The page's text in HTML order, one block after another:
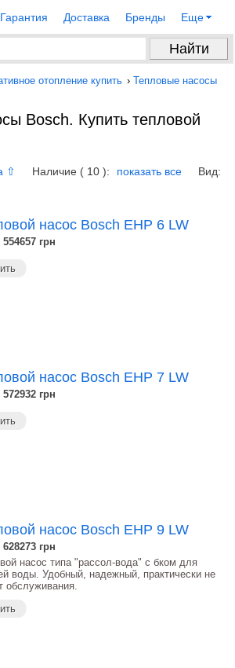
Гарантия Доставка Бренды Еще
отопление купить › Тепловые насосы
Bosch. Купить тепловой
⇧ Наличие ( 10 ): показать все Вид:
насос Bosch EHP 6 LW
грн
насос Bosch EHP 7 LW
грн
насос Bosch EHP 9 LW
грн
насос типа "рассол-вода" с бком для
воды. Удобный, надежный, практически не
обслуживания.